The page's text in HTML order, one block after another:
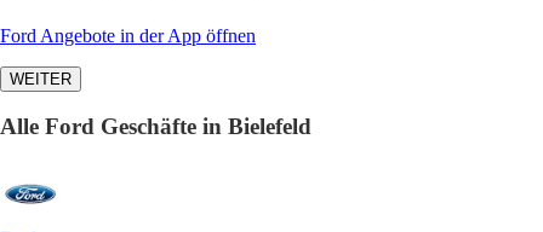
Ford Angebote in der App öffnen
WEITER
Alle Ford Geschäfte in Bielefeld